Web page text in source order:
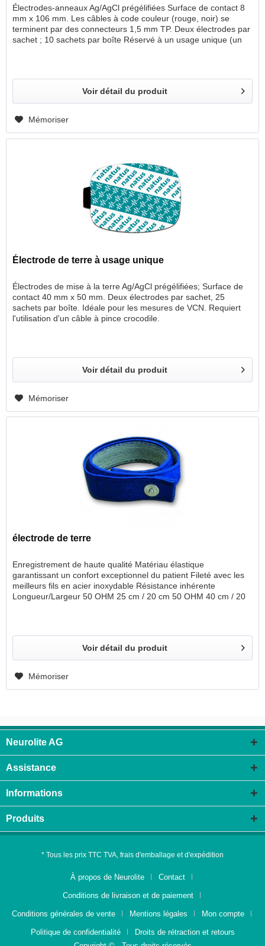
Électrodes-anneaux Ag/AgCl prégélifiées Surface de contact 8
mm x 106 mm. Les câbles à code couleur (rouge, noir) se
terminent par des connecteurs 1,5 mm TP. Deux électrodes par
sachet ; 10 sachets par boîte Réservé à un usage unique (un
Voir détail du produit
Mémoriser
Électrode de terre à usage unique
Électrodes de mise à la terre Ag/AgCl prégélifiées; Surface de
contact 40 mm x 50 mm. Deux électrodes par sachet, 25
sachets par boîte. Idéale pour les mesures de VCN. Requiert
l'utilisation d'un câble à pince crocodile.
Voir détail du produit
Mémoriser
électrode de terre
Enregistrement de haute qualité Matériau élastique
garantissant un confort exceptionnel du patient Fileté avec les
meilleurs fils en acier inoxydable Résistance inhérente
Longueur/Largeur 50 OHM 25 cm / 20 cm 50 OHM 40 cm / 20
Voir détail du produit
Mémoriser
Neurolite AG
Assistance
Informations
Produits
* Tous les prix TTC TVA, frais d'emballage et d'expédition
À propos de Neurolite Contact
Conditions de livraison et de paiement
Conditions générales de vente Mentions légales Mon compte
Politique de confidentialité
Droits de rétraction et retours